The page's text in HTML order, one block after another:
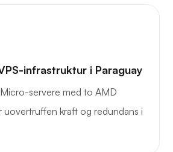
infrastruktur i Paraguay
servere med to AMD
uovertruffen kraft og redundans i